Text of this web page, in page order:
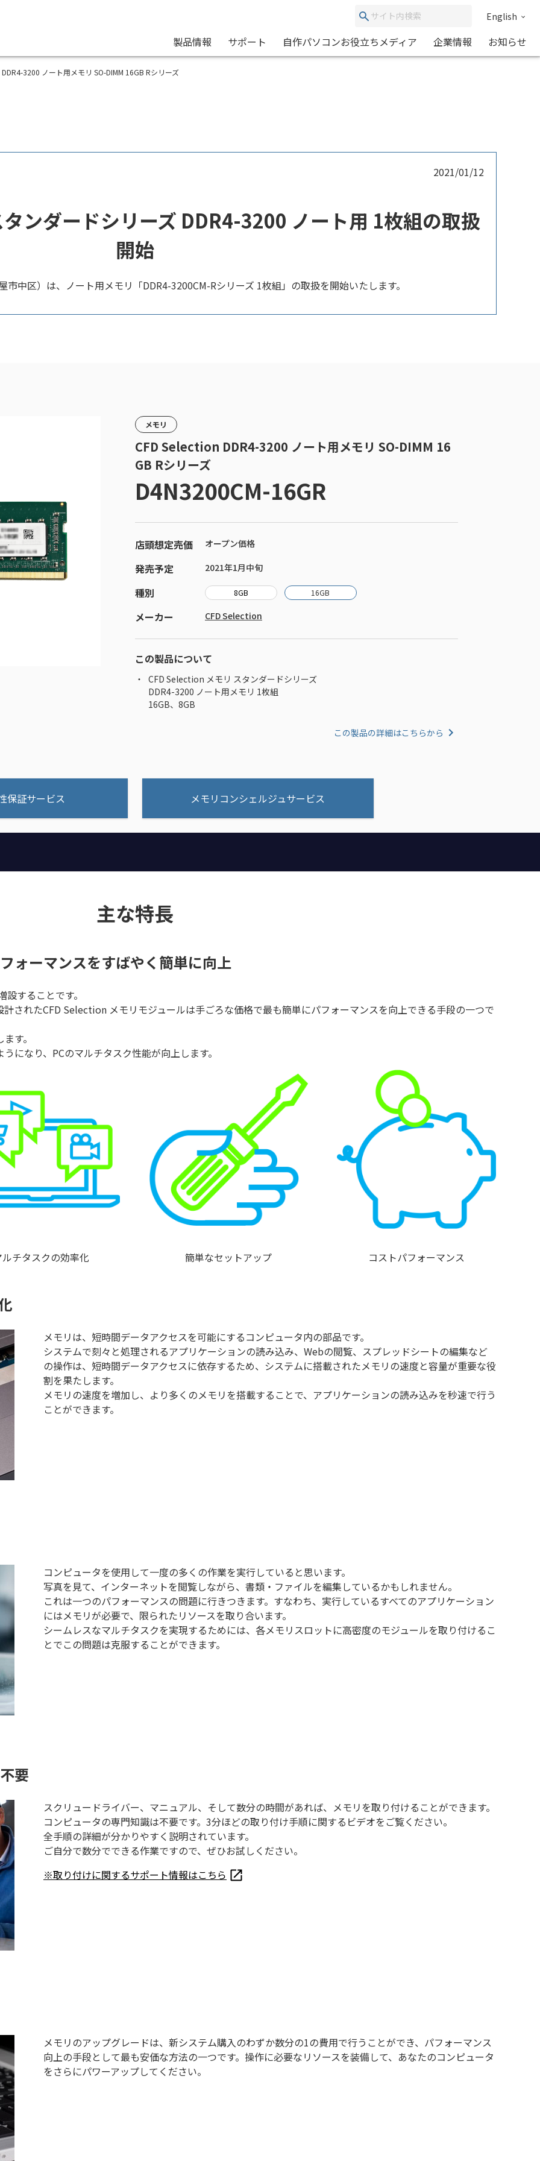
English
製品情報 サポート 自作パソコンお役立ちメディア 企業情報 お知らせ
3200 ノート用メモリ SO-DIMM 16GB Rシリーズ
2021/01/12
ンダードシリーズ DDR4-3200 ノート用 1枚組の取扱
開始
市中区）は、ノート用メモリ「DDR4-3200CM-Rシリーズ 1枚組」の取扱を開始いたします。
メモリ
CFD Selection DDR4-3200 ノート用メモリ SO-DIMM 16
GB Rシリーズ
D4N3200CM-16GR
店頭想定売価 オープン価格
発売予定 2021年1月中旬
種別 8GB 16GB
メーカー CFD Selection
この製品について
CFD Selection メモリ スタンダードシリーズ
DDR4-3200 ノート用メモリ 1枚組
16GB、8GB
この製品の詳細はこちらから
保証サービス メモリコンシェルジュサービス
主な特長
ォーマンスをすばやく簡単に向上
することです。
されたCFD Selection メモリモジュールは手ごろな価格で最も簡単にパフォーマンスを向上できる手段の一つで
す。
になり、PCのマルチタスク性能が向上します。
チタスクの効率化 簡単なセットアップ コストパフォーマンス
メモリは、短時間データアクセスを可能にするコンピュータ内の部品です。
システムで刻々と処理されるアプリケーションの読み込み、Webの閲覧、スプレッドシートの編集など
の操作は、短時間データアクセスに依存するため、システムに搭載されたメモリの速度と容量が重要な役
割を果たします。
メモリの速度を増加し、より多くのメモリを搭載することで、アプリケーションの読み込みを秒速で行う
ことができます。
コンピュータを使用して一度の多くの作業を実行していると思います。
写真を見て、インターネットを閲覧しながら、書類・ファイルを編集しているかもしれません。
これは一つのパフォーマンスの問題に行きつきます。すなわち、実行しているすべてのアプリケーション
にはメモリが必要で、限られたリソースを取り合います。
シームレスなマルチタスクを実現するためには、各メモリスロットに高密度のモジュールを取り付けるこ
とでこの問題は克服することができます。
要
スクリュードライバー、マニュアル、そして数分の時間があれば、メモリを取り付けることができます。
コンピュータの専門知識は不要です。3分ほどの取り付け手順に関するビデオをご覧ください。
全手順の詳細が分かりやすく説明されています。
ご自分で数分でできる作業ですので、ぜひお試しください。
※取り付けに関するサポート情報はこちら
メモリのアップグレードは、新システム購入のわずか数分の1の費用で行うことができ、パフォーマンス
向上の手段として最も安価な方法の一つです。操作に必要なリソースを装備して、あなたのコンピュータ
をさらにパワーアップしてください。